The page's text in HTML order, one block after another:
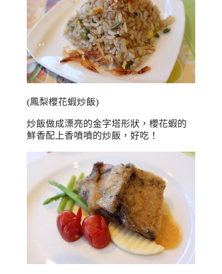
(鳳梨櫻花蝦炒飯)
炒飯做成漂亮的金字塔形狀，櫻花蝦的
鮮香配上香噴噴的炒飯，好吃！